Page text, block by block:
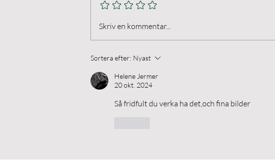
Öland Chamber Players.
Skriv en kommentar...
Sortera efter: Nyast
Helene Jermer
20 okt. 2024
Så fridfult du verka ha det,och fina bilder